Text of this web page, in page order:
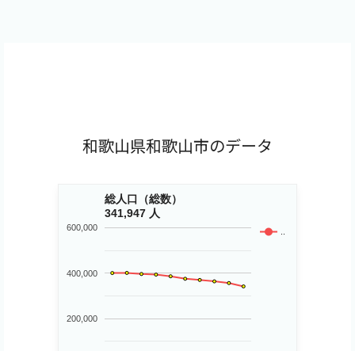
和歌山県和歌山市のデータ
総人口（総数）
341,947 人
..
200,000
400,000
600,000